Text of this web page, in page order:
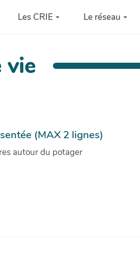
Les CRIE Le réseau
vie
(MAX 2 lignes)
autour du potager